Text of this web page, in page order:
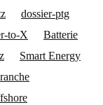
dossier-ptg
to-X
Batterie
Smart Energy